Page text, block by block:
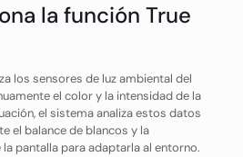
la función True
los sensores de luz ambiental del
el color y la intensidad de la
el sistema analiza estos datos
el balance de blancos y la
pantalla para adaptarla al entorno.